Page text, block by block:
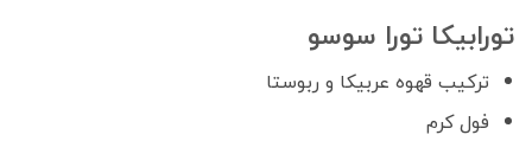
تورابیکا تورا سوسو
ترکیب قهوه عربیکا و ربوستا
فول کرم